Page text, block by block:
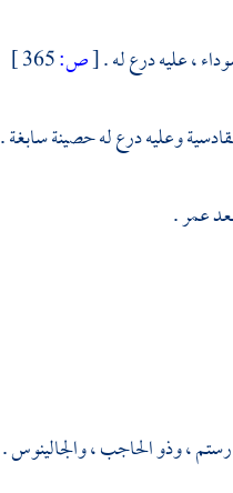
، عليه درع له .[ص:
وعليه درع له حصينة سابغة .
عمر.
رستم،وذو الحاجب،والجالينوس.